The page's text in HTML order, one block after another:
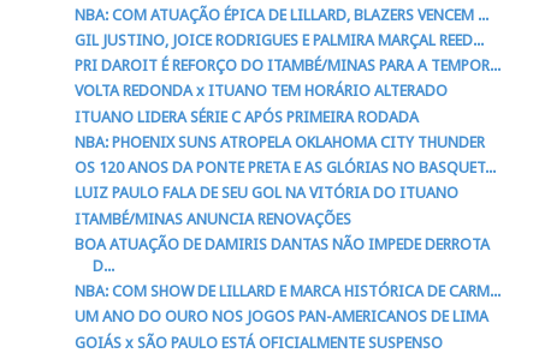
NBA: COM ATUAÇÃO ÉPICA DE LILLARD, BLAZERS VENCEM ...
GIL JUSTINO, JOICE RODRIGUES E PALMIRA MARÇAL REED...
PRI DAROIT É REFORÇO DO ITAMBÉ/MINAS PARA A TEMPOR...
VOLTA REDONDA x ITUANO TEM HORÁRIO ALTERADO
ITUANO LIDERA SÉRIE C APÓS PRIMEIRA RODADA
NBA: PHOENIX SUNS ATROPELA OKLAHOMA CITY THUNDER
OS 120 ANOS DA PONTE PRETA E AS GLÓRIAS NO BASQUET...
LUIZ PAULO FALA DE SEU GOL NA VITÓRIA DO ITUANO
ITAMBÉ/MINAS ANUNCIA RENOVAÇÕES
BOA ATUAÇÃO DE DAMIRIS DANTAS NÃO IMPEDE DERROTA
D...
NBA: COM SHOW DE LILLARD E MARCA HISTÓRICA DE CARM...
UM ANO DO OURO NOS JOGOS PAN-AMERICANOS DE LIMA
GOIÁS x SÃO PAULO ESTÁ OFICIALMENTE SUSPENSO